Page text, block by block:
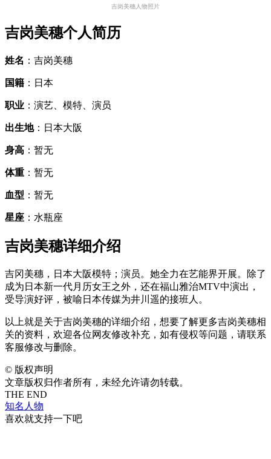
吉岗美穗人物照片
吉岗美穗个人简历
姓名 ：吉岗美穗
国籍 ：日本
职业 ：演艺、模特、演员
出生地：日本大阪
身高 ：暂无
体重 ：暂无
血型 ：暂无
星座 ：水瓶座
吉岗美穗详细介绍
吉冈美穗，日本大阪模特；演员。她全力在艺能界开展。除了
成为日本新一代月历女王之外，还在福山雅治MTV中演出，
受导演好评，被喻日本传媒为井川遥的接班人。
以上就是关于吉岗美穗的详细介绍，想要了解更多吉岗美穗相
关的资料，欢迎各位网友修改补充，如有侵权等问题，请联系
客服修改与删除。
© 版权声明
文章版权归作者所有，未经允许请勿转载。
THE END
知名人物
喜欢就支持一下吧